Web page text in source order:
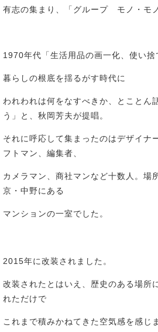
有志の集まり、「グループ モノ・モ
1970年代「生活用品の画一化、使い捨
暮らしの根底を揺るがす時代に
われわれは何をなすべきか、とことん
う」と、秋岡芳夫が提唱。
それに呼応して集まったのはデザイナ
フトマン、編集者、
カメラマン、商社マンなど十数人。場
京・中野にある
マンションの一室でした。
2015年に改装されました。
改装されたとはいえ、歴史のある場所
れただけで
これまで積みかねてきた空気感を感じ